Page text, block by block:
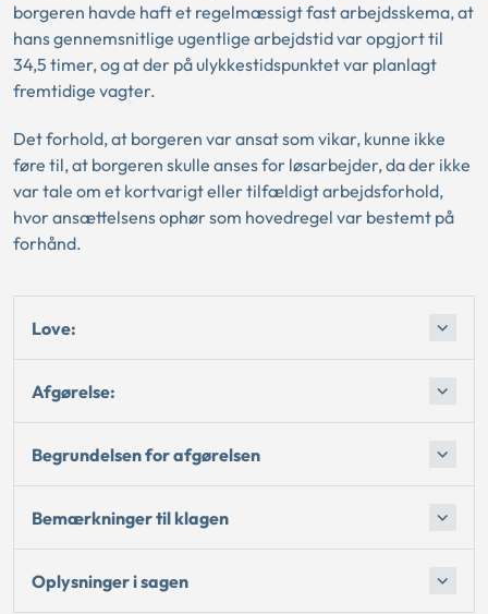
borgeren havde haft et regelmæssigt fast arbejdsskema, at
hans gennemsnitlige ugentlige arbejdstid var opgjort til
34,5 timer, og at der på ulykkestidspunktet var planlagt
fremtidige vagter.
Det forhold, at borgeren var ansat som vikar, kunne ikke
føre til, at borgeren skulle anses for løsarbejder, da der ikke
var tale om et kortvarigt eller tilfældigt arbejdsforhold,
hvor ansættelsens ophør som hovedregel var bestemt på
forhånd.
Love:
Afgørelse:
Begrundelsen for afgørelsen
Bemærkninger til klagen
Oplysninger i sagen